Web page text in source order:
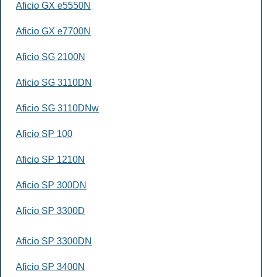
Aficio GX e5550N
Aficio GX e7700N
Aficio SG 2100N
Aficio SG 3110DN
Aficio SG 3110DNw
Aficio SP 100
Aficio SP 1210N
Aficio SP 300DN
Aficio SP 3300D
Aficio SP 3300DN
Aficio SP 3400N